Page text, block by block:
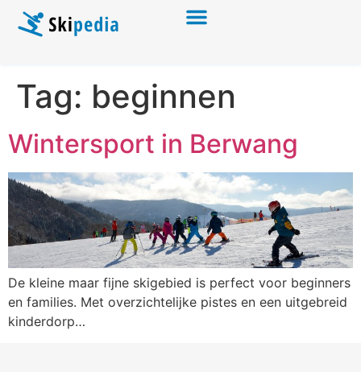
Tag: beginnen
Wintersport in Berwang
De kleine maar fijne skigebied is perfect voor beginners
en families. Met overzichtelijke pistes en een uitgebreid
kinderdorp…